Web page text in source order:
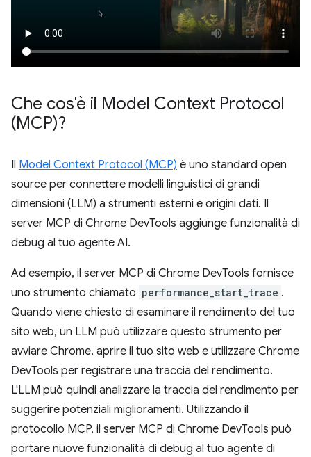
Che cos'è il Model Context Protocol
(MCP)?
Il Model Context Protocol (MCP) è uno standard open
source per connettere modelli linguistici di grandi
dimensioni (LLM) a strumenti esterni e origini dati. Il
server MCP di Chrome DevTools aggiunge funzionalità di
debug al tuo agente AI.
Ad esempio, il server MCP di Chrome DevTools fornisce
uno strumento chiamato performance_start_trace .
Quando viene chiesto di esaminare il rendimento del tuo
sito web, un LLM può utilizzare questo strumento per
avviare Chrome, aprire il tuo sito web e utilizzare Chrome
DevTools per registrare una traccia del rendimento.
L'LLM può quindi analizzare la traccia del rendimento per
suggerire potenziali miglioramenti. Utilizzando il
protocollo MCP, il server MCP di Chrome DevTools può
portare nuove funzionalità di debug al tuo agente di